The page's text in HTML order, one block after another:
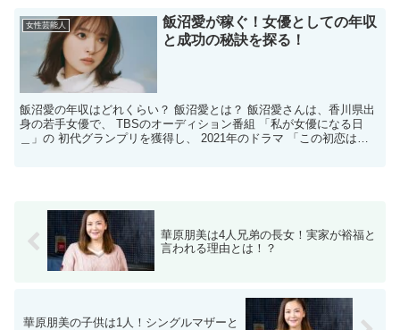
女性芸能人
飯沼愛が稼ぐ！女優としての年収
と成功の秘訣を探る！
飯沼愛の年収はどれくらい？ 飯沼愛とは？ 飯沼愛さんは、香川県出
身の若手女優で、 TBSのオーディション番組 「私が女優になる日
＿」の 初代グランプリを獲得し、 2021年のドラマ 「この初恋はフ
華原朋美は4人兄弟の長女！実家が裕福と
言われる理由とは！？
華原朋美の子供は1人！シングルマザーと